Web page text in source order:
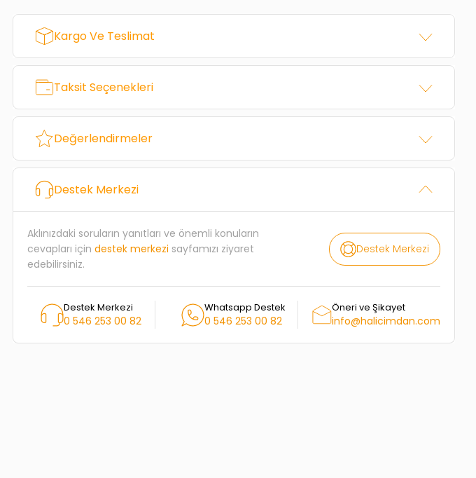
Kargo Ve Teslimat
Taksit Seçenekleri
Değerlendirmeler
Destek Merkezi
Aklınızdaki soruların yanıtları ve önemli konuların
cevapları için destek merkezi sayfamızı ziyaret
edebilirsiniz.
Destek Merkezi
Destek Merkezi
0 546 253 00 82
Whatsapp Destek
0 546 253 00 82
Öneri ve Şikayet
info@halicimdan.com